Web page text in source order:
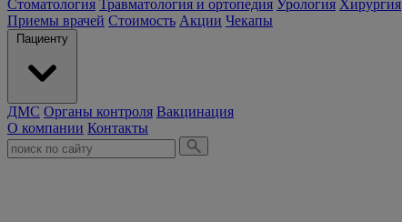
Стоматология Травматология и ортопедия Урология Хирургия
Приемы врачей Стоимость Акции Чекапы
Пациенту
ДМС Органы контроля Вакцинация
О компании Контакты